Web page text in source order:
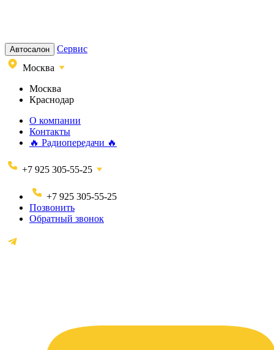
Автосалон
Сервис
Москва
Москва
Краснодар
О компании
Контакты
🔥 Радиопередачи 🔥
+7 925 305-55-25
+7 925 305-55-25
Позвонить
Обратный звонок